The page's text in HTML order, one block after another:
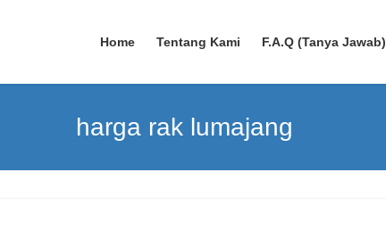
Home Tentang Kami F.A.Q (Tanya Jawab)
harga rak lumajang